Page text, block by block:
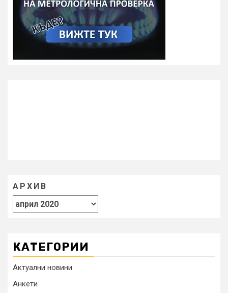
АРХИВ
КАТЕГОРИИ
Актуални новини
Анкети